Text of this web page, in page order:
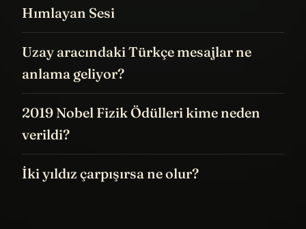
Hımlayan Sesi
Uzay aracındaki Türkçe mesajlar ne
anlama geliyor?
2019 Nobel Fizik Ödülleri kime neden
verildi?
İki yıldız çarpışırsa ne olur?